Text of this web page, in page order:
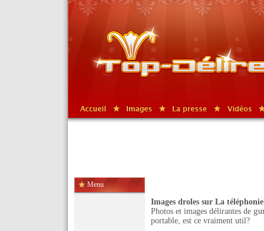
Menu
Images droles sur La
Photos et images délirantes de
portable, est ce vraiment util?